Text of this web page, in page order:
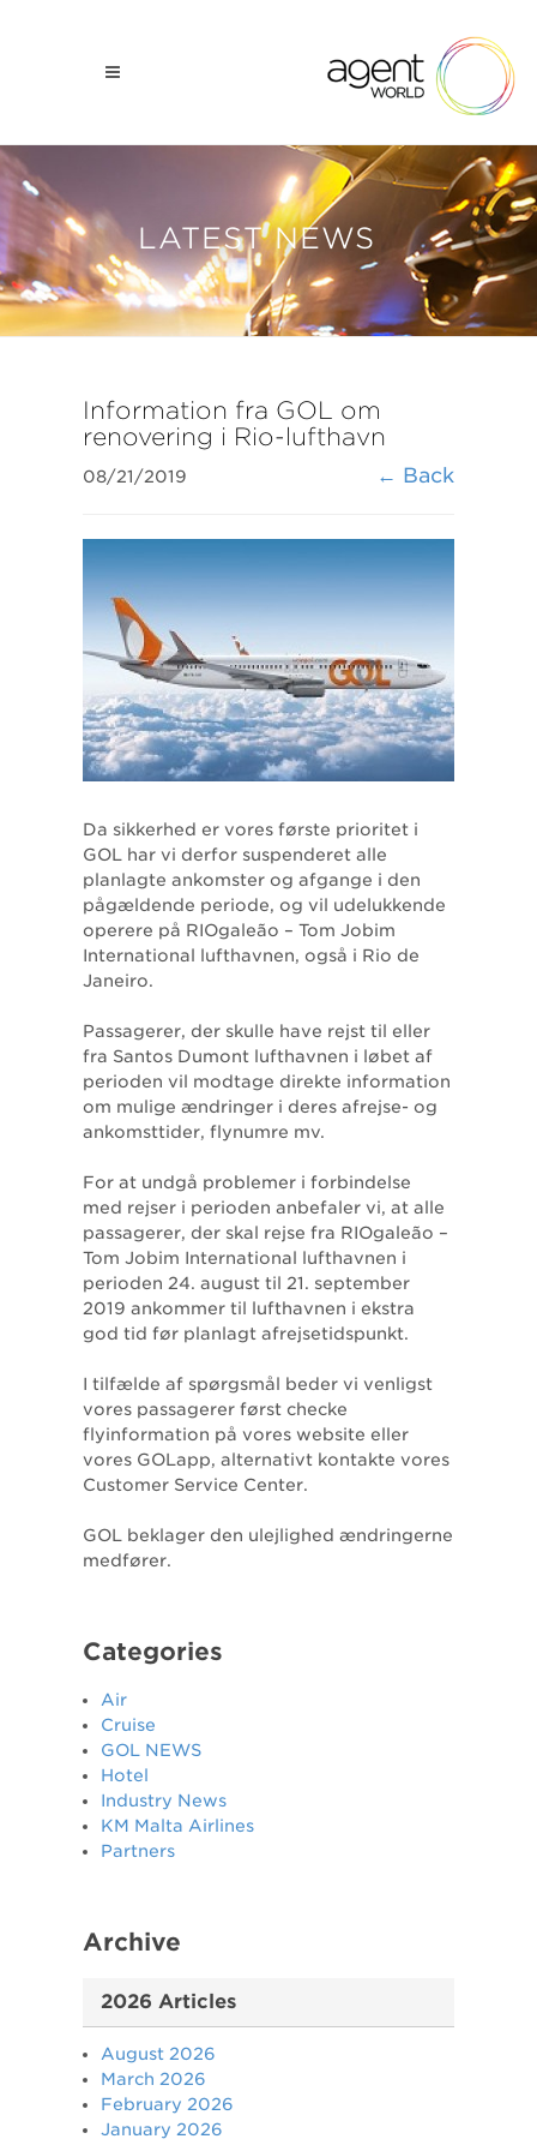
LATEST NEWS
Information fra GOL om
renovering i Rio-lufthavn
← Back
08/21/2019
Da sikkerhed er vores første prioritet i
GOL har vi derfor suspenderet alle
planlagte ankomster og afgange i den
pågældende periode, og vil udelukkende
operere på RIOgaleão – Tom Jobim
International lufthavnen, også i Rio de
Janeiro.
Passagerer, der skulle have rejst til eller
fra Santos Dumont lufthavnen i løbet af
perioden vil modtage direkte information
om mulige ændringer i deres afrejse- og
ankomsttider, flynumre mv.
For at undgå problemer i forbindelse
med rejser i perioden anbefaler vi, at alle
passagerer, der skal rejse fra RIOgaleão –
Tom Jobim International lufthavnen i
perioden 24. august til 21. september
2019 ankommer til lufthavnen i ekstra
god tid før planlagt afrejsetidspunkt.
I tilfælde af spørgsmål beder vi venligst
vores passagerer først checke
flyinformation på vores website eller
vores GOLapp, alternativt kontakte vores
Customer Service Center.
GOL beklager den ulejlighed ændringerne
medfører.
Categories
Air
Cruise
GOL NEWS
Hotel
Industry News
KM Malta Airlines
Partners
Archive
2026 Articles
August 2026
March 2026
February 2026
January 2026